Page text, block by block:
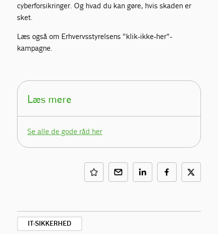
cyberforsikringer. Og hvad du kan gøre, hvis skaden er
sket.
Læs også om Erhvervsstyrelsens "klik-ikke-her"-
kampagne.
Læs mere
Se alle de gode råd her
IT-SIKKERHED